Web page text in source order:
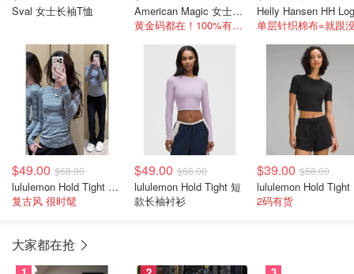
Sval 女士长袖T恤
American Magic 女士棉T恤
黄金码都在！100%有机棉
$49.00 $68.00
lululemon Hold Tight 短款长袖上衣
复古风 很时髦
$49.00 $68.00
lululemon Hold Tight 短
款长袖衬衫
$39.00 $58.00
2码有货
大家都在抢